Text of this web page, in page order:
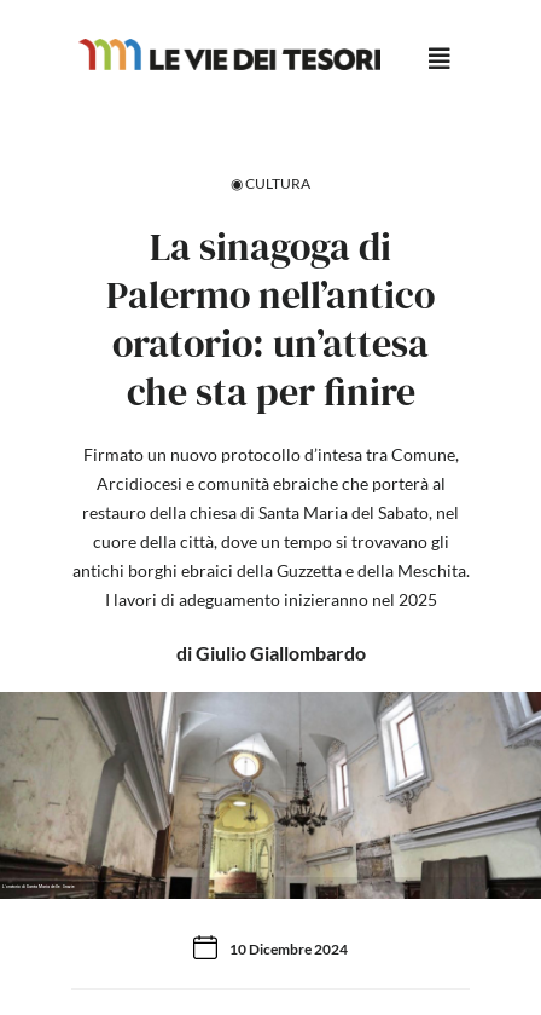
◉ CULTURA
La sinagoga di
Palermo nell’antico
oratorio: un’attesa
che sta per finire
Firmato un nuovo protocollo d’intesa tra Comune,
Arcidiocesi e comunità ebraiche che porterà al
restauro della chiesa di Santa Maria del Sabato, nel
cuore della città, dove un tempo si trovavano gli
antichi borghi ebraici della Guzzetta e della Meschita.
I lavori di adeguamento inizieranno nel 2025
di Giulio Giallombardo
L'oratorio di Santa Maria delle Grazie
10 Dicembre 2024